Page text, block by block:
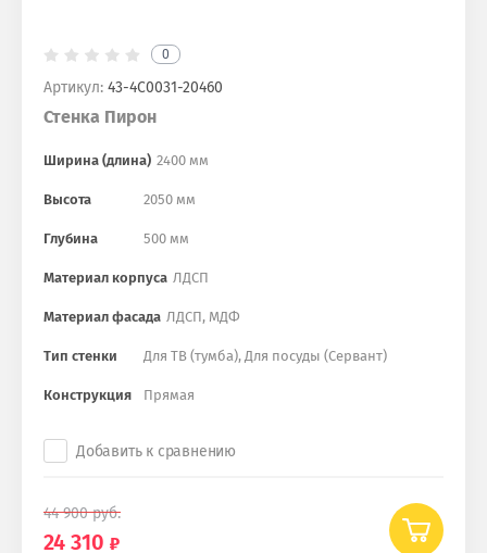
0
Артикул: 43-4С0031-20460
Стенка Пирон
Ширина (длина) 2400 мм
Высота 2050 мм
Глубина 500 мм
Материал корпуса ЛДСП
Материал фасада ЛДСП, МДФ
Тип стенки Для ТВ (тумба), Для посуды (Сервант)
Конструкция Прямая
Добавить к сравнению
44 900руб.
24 310